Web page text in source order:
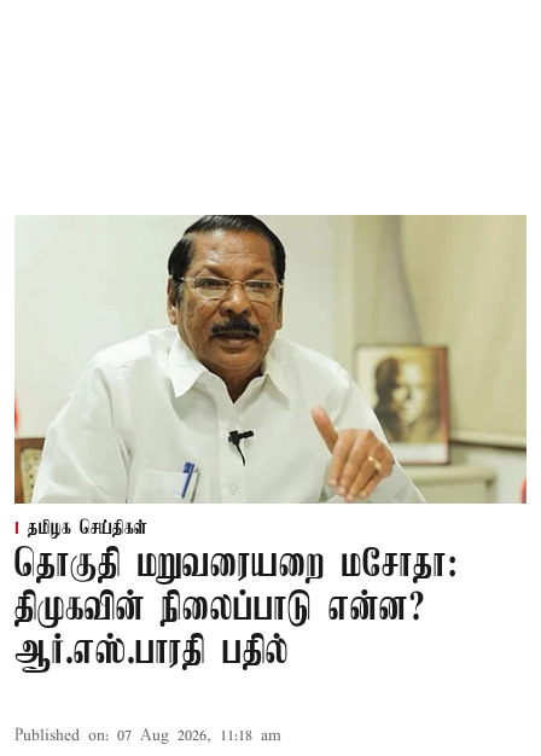
தமிழக செய்திகள்
தொகுதி மறுவரையறை மசோதா:
திமுகவின் நிலைப்பாடு என்ன?
ஆர்.எஸ்.பாரதி பதில்
Published on: 07 Aug 2026, 11:18 am